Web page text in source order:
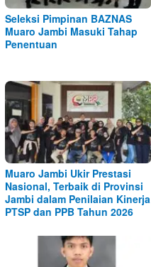
Seleksi Pimpinan BAZNAS
Muaro Jambi Masuki Tahap
Penentuan
Muaro Jambi Ukir Prestasi
Nasional, Terbaik di Provinsi
Jambi dalam Penilaian Kinerja
PTSP dan PPB Tahun 2026